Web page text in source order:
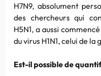
H7N9, absolument
des chercheurs qui
H5N1, a aussi
du virus H1N1, celui de
Est-il possible de